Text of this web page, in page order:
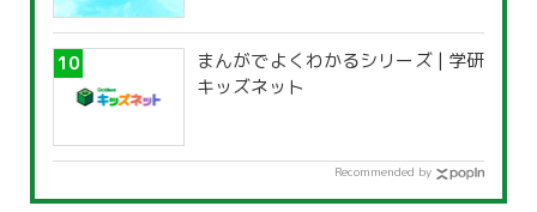
まんがでよくわかるシリーズ | 学研
キッズネット
Recommended by